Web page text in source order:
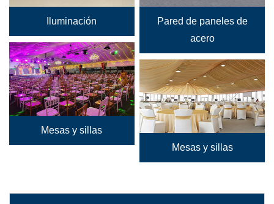
Iluminación
Pared de paneles de
acero
Mesas y sillas
Mesas y sillas